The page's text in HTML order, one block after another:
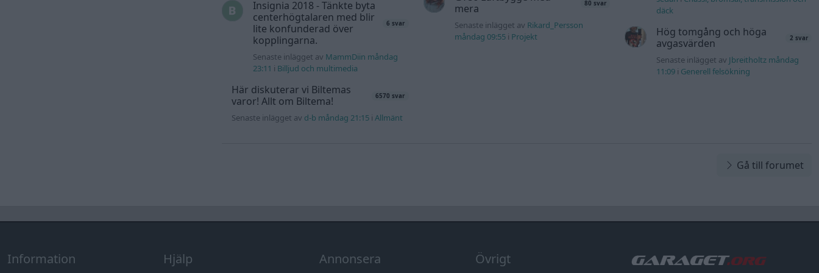
Insignia 2018 - Tänkte byta
centerhögtalaren med blir
lite konfunderad över
kopplingarna.
6 svar
Senaste inlägget av MammDiin måndag
23:11 i Billjud och multimedia
Här diskuterar vi Biltemas
varor! Allt om Biltema!
6570 svar
Senaste inlägget av d-b måndag 21:15 i Allmänt
mera
80 svar
Senaste inlägget av Rikard_Persson
måndag 09:55i Projekt
däck
Hög tomgång och höga
avgasvärden
2 svar
Senaste inlägget av Jbreitholtz måndag
11:09i Generell felsökning
Gå till forumet
Information Hjälp Annonsera Övrigt